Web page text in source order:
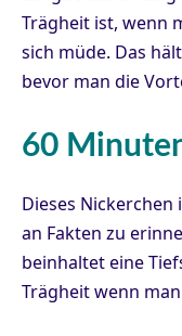
Trägheit ist, wenn
sich müde. Das
bevor man die
60
Dieses
an Fakten zu
beinhaltet eine
Trägheit wenn